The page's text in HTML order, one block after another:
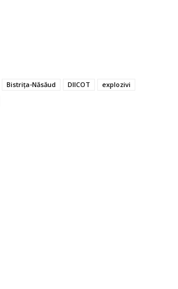
Bistrița-Năsăud DIICOT
explozivi